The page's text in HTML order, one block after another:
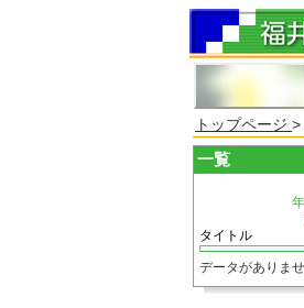
トップページ >
一覧
タイトル
データがありませ